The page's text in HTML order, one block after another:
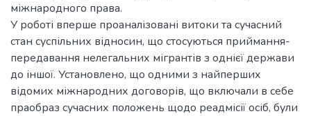
міжнародного права.
У роботі вперше проаналізовані витоки та сучасний
стан суспільних відносин, що стосуються приймання-
передавання нелегальних мігрантів з однієї держави
до іншої. Установлено, що одними з найперших
відомих міжнародних договорів, що включали в себе
праобраз сучасних положень щодо реадмісії осіб, були